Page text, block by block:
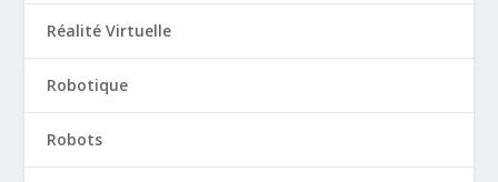
Réalité Virtuelle
Robotique
Robots